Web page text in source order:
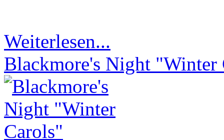
Weiterlesen...
Blackmore's Night "Winter